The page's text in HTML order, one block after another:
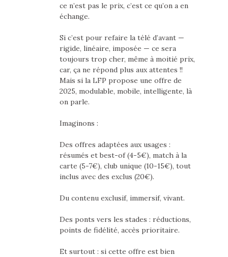
ce n’est pas le prix, c’est ce qu’on a en
échange.
Si c’est pour refaire la télé d’avant —
rigide, linéaire, imposée — ce sera
toujours trop cher, même à moitié prix,
car, ça ne répond plus aux attentes !!
Mais si la LFP propose une offre de
2025, modulable, mobile, intelligente, là
on parle.
Imaginons :
Des offres adaptées aux usages :
résumés et best-of (4-5€), match à la
carte (5-7€), club unique (10-15€), tout
inclus avec des exclus (20€).
Du contenu exclusif, immersif, vivant.
Des ponts vers les stades : réductions,
points de fidélité, accès prioritaire.
Et surtout : si cette offre est bien